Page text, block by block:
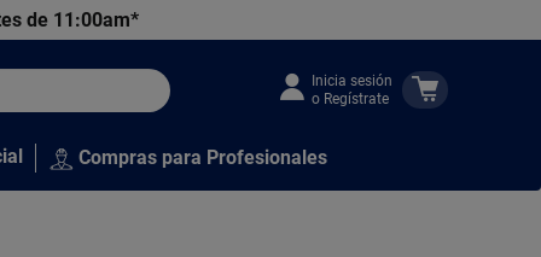
de 11:00am*
Inicia sesión
o Regístrate
Compras para Profesionales